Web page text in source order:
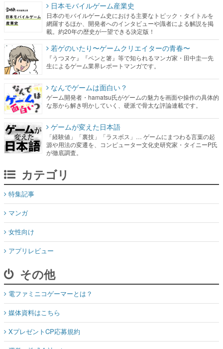
日本モバイルゲーム産業史
日本のモバイルゲーム史における主要なトピック・タイトルを
網羅するほか、開発者へのインタビューや識者による解説を掲
載。約20年の歴史が一望できる決定版！
若ゲのいたり〜ゲームクリエイターの青春〜
『うつヌケ』『ペンと箸』等で知られるマンガ家・田中圭一先
生によるゲーム業界レポートマンガです。
なんでゲームは面白い？
ゲーム開発者・hamatsu氏がゲームの魅力を画面や操作の具体的
な形から解き明かしていく、硬派で骨太な評論連載です。
ゲームが変えた日本語
「経験値」「裏技」「ラスボス」… ゲームにまつわる言葉の起
源や用法の変遷を、コンピューター文化史研究家・タイニーP氏
が徹底調査。
カテゴリ
特集記事
マンガ
女性向け
アプリレビュー
その他
電ファミニコゲーマーとは？
媒体資料はこちら
XプレゼントCP応募規約